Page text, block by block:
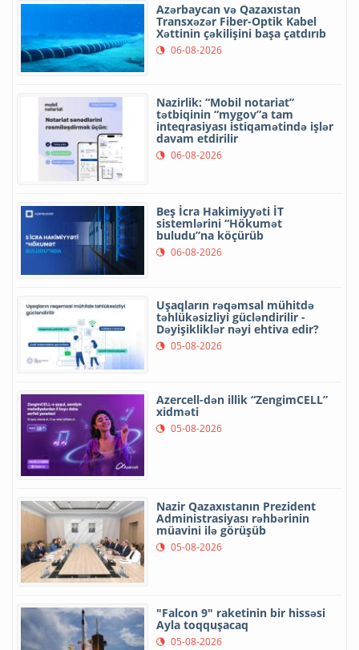
Azərbaycan və Qazaxıstan
Transxəzər Fiber-Optik Kabel
Xəttinin çəkilişini başa çatdırıb
06-08-2026
Nazirlik: “Mobil notariat”
tətbiqinin “mygov”a tam
inteqrasiyası istiqamətində işlər
davam etdirilir
06-08-2026
Beş İcra Hakimiyyəti İT
sistemlərini “Hökumət
buludu”na köçürüb
06-08-2026
Uşaqların rəqəmsal mühitdə
təhlükəsizliyi gücləndirilir -
Dəyişikliklər nəyi ehtiva edir?
05-08-2026
Azercell-dən illik “ZengimCELL”
xidməti
05-08-2026
Nazir Qazaxıstanın Prezident
Administrasiyası rəhbərinin
müavini ilə görüşüb
05-08-2026
"Falcon 9" raketinin bir hissəsi
Ayla toqquşacaq
05-08-2026